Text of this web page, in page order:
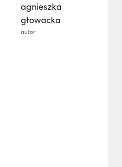
agnieszka
głowacka
autor